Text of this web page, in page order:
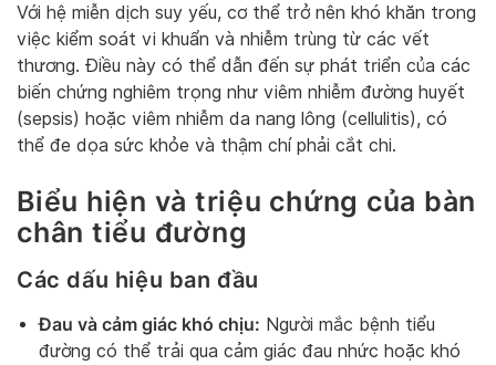
Với hệ miễn dịch suy yếu, cơ thể trở nên khó khăn trong
việc kiểm soát vi khuẩn và nhiễm trùng từ các vết
thương. Điều này có thể dẫn đến sự phát triển của các
biến chứng nghiêm trọng như viêm nhiễm đường huyết
(sepsis) hoặc viêm nhiễm da nang lông (cellulitis), có
thể đe dọa sức khỏe và thậm chí phải cắt chi.
Biểu hiện và triệu chứng của bàn
chân tiểu đường
Các dấu hiệu ban đầu
Đau và cảm giác khó chịu: Người mắc bệnh tiểu
đường có thể trải qua cảm giác đau nhức hoặc khó